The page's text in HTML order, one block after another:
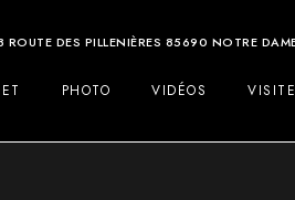
ROUTE DES PILLENIÈRES 85690 NOTRE
PHOTO VIDÉOS